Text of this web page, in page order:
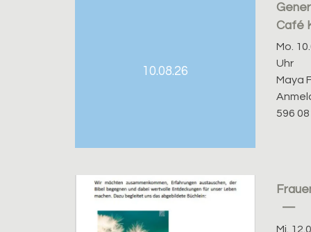
10.08.26
Café
Mo.
Uhr
Maya
596 08
Mi.